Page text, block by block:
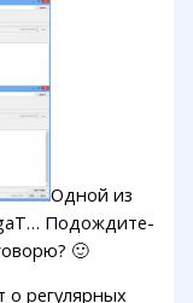
Одной из
Подождите-
🙂
о регулярных